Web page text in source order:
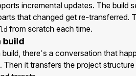
incremental updates. The build
that changed get re-
from scratch each time.
build
there's a conversation that
Then it transfers the project